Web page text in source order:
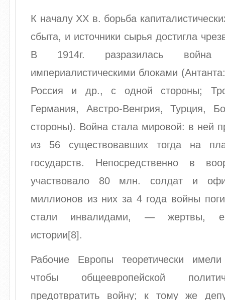
К началу XX в. борьба
сбыта, и источники сырья достигла
В 1914г. разразилась
империалистическими блоками
Россия и др., с одной стороны;
Германия, Австро-Венгрия, Турция,
стороны). Война стала мировой: в ней
из 56 существовавших тогда на
государств. Непосредственно в
участвовало 80 млн. солдат и
миллионов из них за 4 года войны
стали инвалидами, — жертвы,
истории[8].
Рабочие Европы теоретически
чтобы общеевропейской
предотвратить войну; к тому же